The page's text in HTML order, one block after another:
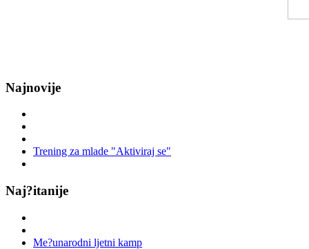
Najnovije
Trening za mlade "Aktiviraj se"
Naj?itanije
Me?unarodni ljetni kamp